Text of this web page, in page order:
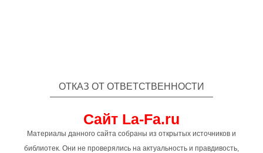
ОТКАЗ ОТ ОТВЕТСТВЕННОСТИ
Сайт La-Fa.ru
Материалы данного сайта собраны из открытых источников и
библиотек. Они не проверялись на актуальность и правдивость,